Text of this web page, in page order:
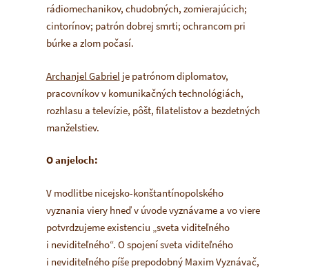
rádiomechanikov, chudobných, zomierajúcich;
cintorínov; patrón dobrej smrti; ochrancom pri
búrke a zlom počasí.
Archanjel Gabriel je patrónom diplomatov,
pracovníkov v komunikačných technológiách,
rozhlasu a televízie, pôšt, filatelistov a bezdetných
manželstiev.
O anjeloch:
V modlitbe nicejsko-konštantínopolského
vyznania viery hneď v úvode vyznávame a vo viere
potvrdzujeme existenciu „sveta viditeľného
i neviditeľného“. O spojení sveta viditeľného
i neviditeľného píše prepodobný Maxim Vyznávač,